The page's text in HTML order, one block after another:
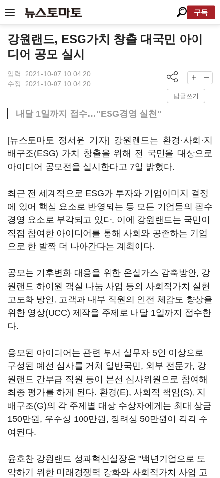
구독
강원랜드, ESG가치 창출 대국민 아이
디어 공모 실시
입력: 2021-10-07 10:04:20
수정: 2021-10-07 10:04:20
답글쓰기
내달 1일까지 접수…"ESG경영 실천"
[뉴스토마토 정서윤 기자] 강원랜드는 환경·사회·지
배구조(ESG) 가치 창출을 위해 전 국민을 대상으로
아이디어 공모전을 실시한다고 7일 밝혔다.
최근 전 세계적으로 ESG가 투자와 기업이미지 결정
에 있어 핵심 요소로 반영되는 등 모든 기업들의 필수
경영 요소로 부각되고 있다. 이에 강원랜드는 국민이
직접 참여한 아이디어를 통해 사회와 공존하는 기업
으로 한 발짝 더 나아간다는 계획이다.
공모는 기후변화 대응을 위한 온실가스 감축방안, 강
원랜드 하이원 객실 나눔 사업 등의 사회적가치 실현
고도화 방안, 고객과 내부 직원의 안전 체감도 향상을
위한 영상(UCC) 제작을 주제로 내달 1일까지 접수한
다.
응모된 아이디어는 관련 부서 실무자 5인 이상으로
구성된 예선 심사를 거쳐 일반국민, 외부 전문가, 강
원랜드 간부급 직원 등이 본선 심사위원으로 참여해
최종 평가를 하게 된다. 환경(E), 사회적 책임(S), 지
배구조(G)의 각 주제별 대상 수상자에게는 최대 상금
150만원, 우수상 100만원, 장려상 50만원이 각각 수
여된다.
윤호찬 강원랜드 성과혁신실장은 "백년기업으로 도
약하기 위한 미래경쟁력 강화와 사회적가치 사업 고